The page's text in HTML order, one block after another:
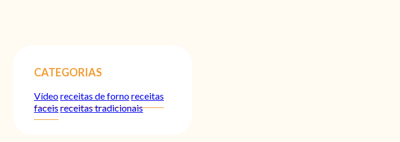
CATEGORIAS
Vídeoreceitas de fornoreceitas
faceisreceitas tradicionais